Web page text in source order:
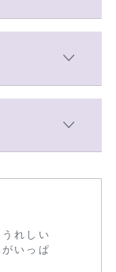
れしい
がいっぱ